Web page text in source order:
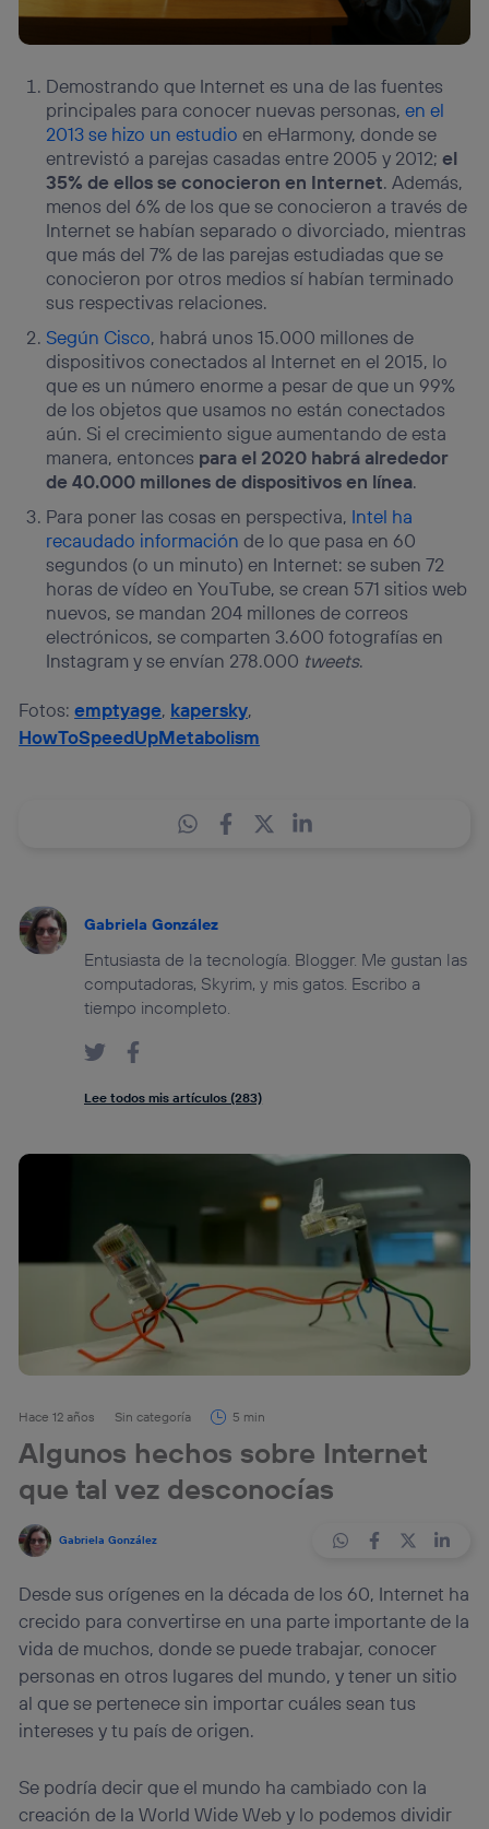
Demostrando que Internet es una de las fuentes
principales para conocer nuevas personas,en el
2013 se hizo un estudio en eHarmony, donde se
entrevistó a parejas casadas entre 2005 y 2012;el
35% de ellos se conocieron en Internet. Además,
menos del 6% de los que se conocieron a través de
Internet se habían separado o divorciado, mientras
que más del 7% de las parejas estudiadas que se
conocieron por otros medios sí habían terminado
sus respectivas relaciones.
Según Cisco, habrá unos 15.000 millones de
dispositivos conectados al Internet en el 2015, lo
que es un número enorme a pesar de que un 99%
de los objetos que usamos no están conectados
aún. Si el crecimiento sigue aumentando de esta
manera, entonces para el 2020 habrá alrededor
de 40.000 millones de dispositivos en línea.
Para poner las cosas en perspectiva, Intel ha
recaudado información de lo que pasa en 60
segundos (o un minuto) en Internet: se suben 72
horas de vídeo en YouTube, se crean 571 sitios web
nuevos, se mandan 204 millones de correos
electrónicos, se comparten 3.600 fotografías en
Instagram y se envían 278.000 tweets.
Fotos:emptyage, kapersky,
HowToSpeedUpMetabolism
Gabriela González
Entusiasta de la tecnología. Blogger. Me gustan las
computadoras, Skyrim, y mis gatos. Escribo a
tiempo incompleto.
Lee todos mis artículos (283)
Hace 12 años Sin categoría 5 min
Algunos hechos sobre Internet
que tal vez desconocías
Gabriela González
Desde sus orígenes en la década de los 60, Internet ha
crecido para convertirse en una parte importante de la
vida de muchos, donde se puede trabajar, conocer
personas en otros lugares del mundo, y tener un sitio
al que se pertenece sin importar cuáles sean tus
intereses y tu país de origen.
Se podría decir que el mundo ha cambiado con la
creación de la World Wide Web y lo podemos dividir